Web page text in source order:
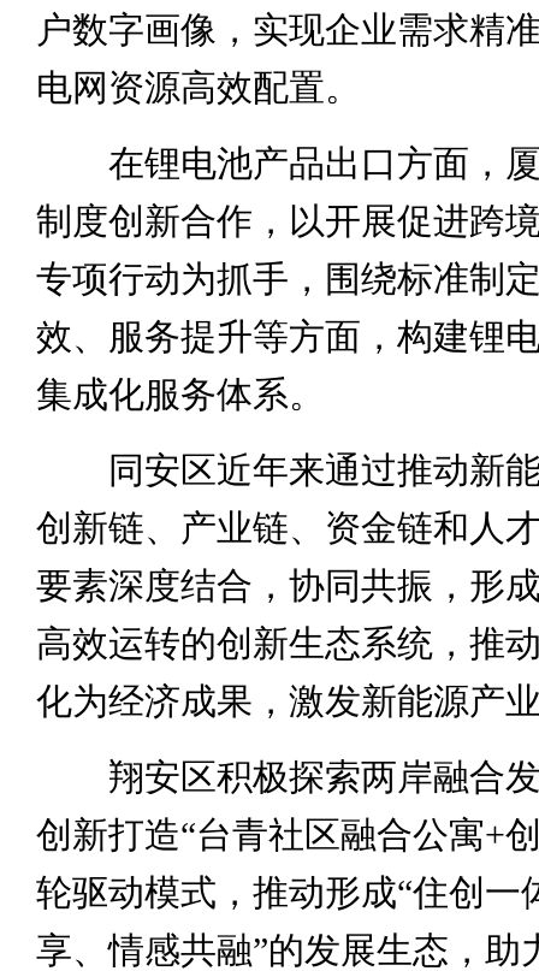
户数字画像，实现企业需求精
电网资源高效配置。
在锂电池产品出口方面，厦
制度创新合作，以开展促进跨
专项行动为抓手，围绕标准制
效、服务提升等方面，构建锂
集成化服务体系。
同安区近年来通过推动新能
创新链、产业链、资金链和人
要素深度结合，协同共振，形
高效运转的创新生态系统，推
化为经济成果，激发新能源产
翔安区积极探索两岸融合发
创新打造“台青社区融合公寓+
轮驱动模式，推动形成“住创一
享、情感共融”的发展生态，助